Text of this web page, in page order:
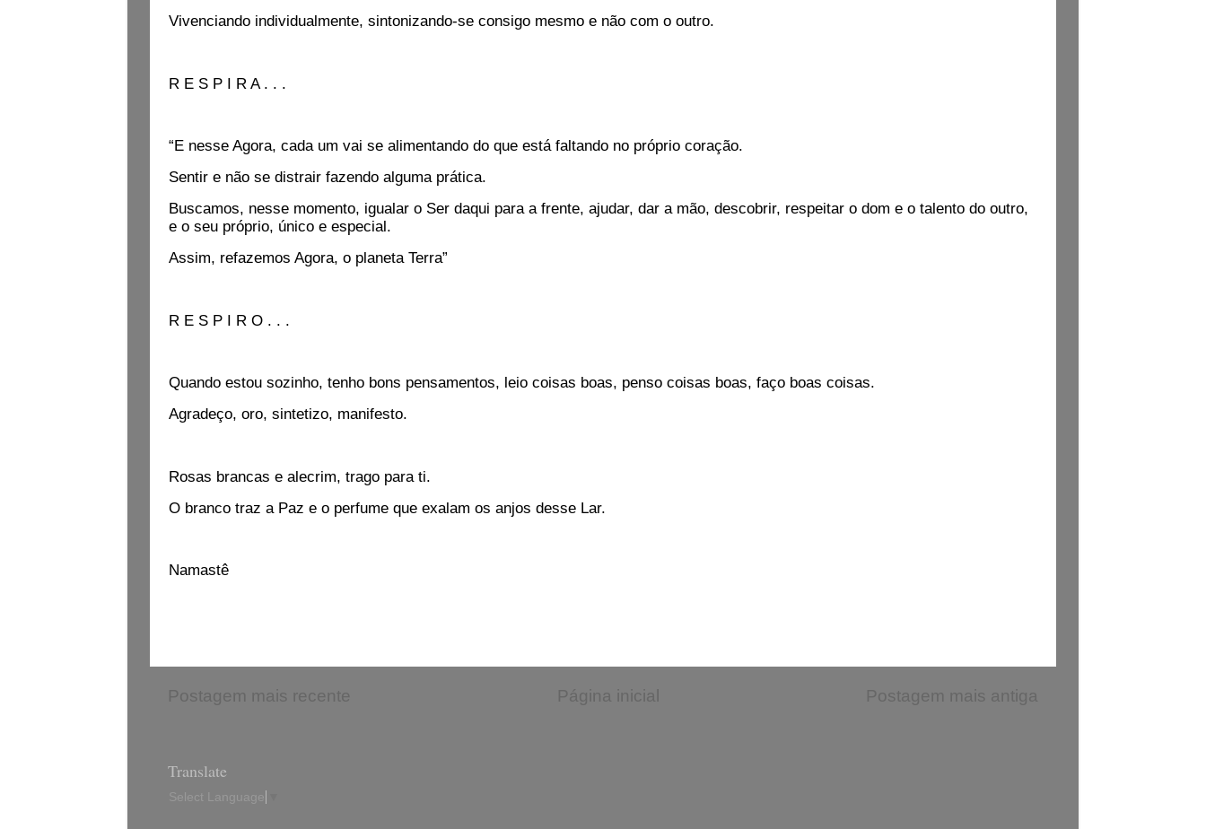
Vivenciando individualmente, sintonizando-se consigo mesmo e não com o outro.
R E S P I R A . . .
“E nesse Agora, cada um vai se alimentando do que está faltando no próprio coração.
Sentir e não se distrair fazendo alguma prática.
Buscamos, nesse momento, igualar o Ser daqui para a frente, ajudar, dar a mão, descobrir, respeitar o dom e o talento do outro,
e o seu próprio, único e especial.
Assim, refazemos Agora, o planeta Terra”
R E S P I R O . . .
Quando estou sozinho, tenho bons pensamentos, leio coisas boas, penso coisas boas, faço boas coisas.
Agradeço, oro, sintetizo, manifesto.
Rosas brancas e alecrim, trago para ti.
O branco traz a Paz e o perfume que exalam os anjos desse Lar.
Namastê
Postagem mais recente Postagem mais antiga
Página inicial
Translate
Select Language